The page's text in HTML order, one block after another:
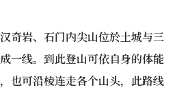
奇岩、石门内尖山位於土城与三
一线。到此登山可依自身的体能
也可沿棱连走各个山头，此路线